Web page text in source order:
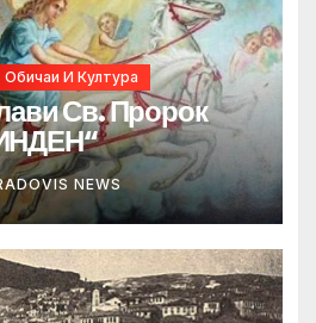
Обичаи И Култура
Св. Пророк
NEWS